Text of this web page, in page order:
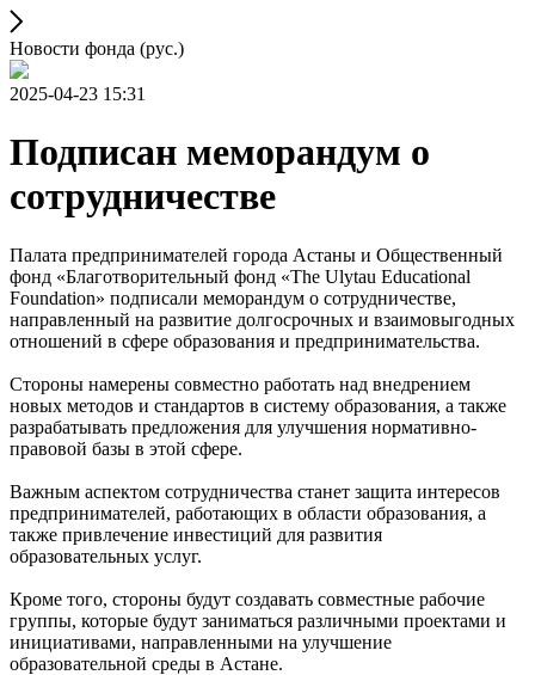
Новости фонда (рус.)
2025-04-23 15:31
Подписан меморандум о
сотрудничестве
Палата предпринимателей города Астаны и Общественный
фонд «Благотворительный фонд «The Ulytau Educational
Foundation» подписали меморандум о сотрудничестве,
направленный на развитие долгосрочных и взаимовыгодных
отношений в сфере образования и предпринимательства.
Стороны намерены совместно работать над внедрением
новых методов и стандартов в систему образования, а также
разрабатывать предложения для улучшения нормативно-
правовой базы в этой сфере.
Важным аспектом сотрудничества станет защита интересов
предпринимателей, работающих в области образования, а
также привлечение инвестиций для развития
образовательных услуг.
Кроме того, стороны будут создавать совместные рабочие
группы, которые будут заниматься различными проектами и
инициативами, направленными на улучшение
образовательной среды в Астане.